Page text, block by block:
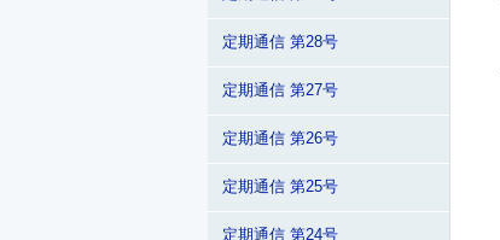
定期通信 第28号
定期通信 第27号
定期通信 第26号
定期通信 第25号
定期通信 第24号